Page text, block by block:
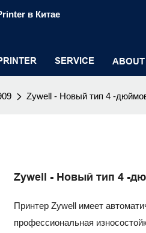
в Китае
SERVICE
Zywell - Новый тип 4 -
Zywell - Новый тип 4 -
Принтер Zywell имеет
профессиональная